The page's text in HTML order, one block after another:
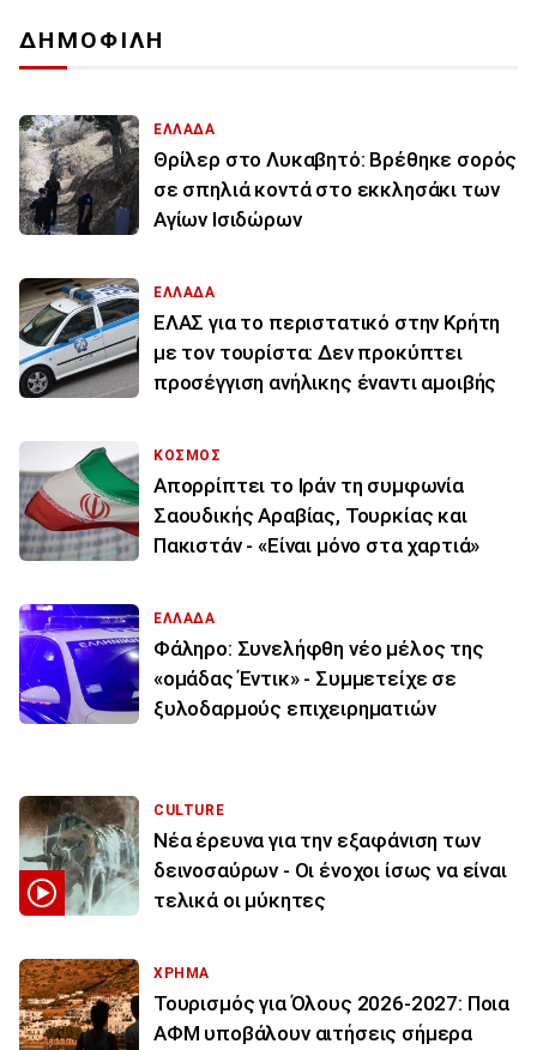
ΔΗΜΟΦΙΛΗ
ΕΛΛΑΔΑ
Θρίλερ στο Λυκαβητό: Βρέθηκε σορός
σε σπηλιά κοντά στο εκκλησάκι των
Αγίων Ισιδώρων
ΕΛΛΑΔΑ
ΕΛΑΣ για το περιστατικό στην Κρήτη
με τον τουρίστα: Δεν προκύπτει
προσέγγιση ανήλικης έναντι αμοιβής
ΚΟΣΜΟΣ
Απορρίπτει το Ιράν τη συμφωνία
Σαουδικής Αραβίας, Τουρκίας και
Πακιστάν - «Είναι μόνο στα χαρτιά»
ΕΛΛΑΔΑ
Φάληρο: Συνελήφθη νέο μέλος της
«ομάδας Έντικ» - Συμμετείχε σε
ξυλοδαρμούς επιχειρηματιών
CULTURE
Νέα έρευνα για την εξαφάνιση των
δεινοσαύρων - Οι ένοχοι ίσως να είναι
τελικά οι μύκητες
ΧΡΗΜΑ
Τουρισμός για Όλους 2026-2027: Ποια
ΑΦΜ υποβάλουν αιτήσεις σήμερα